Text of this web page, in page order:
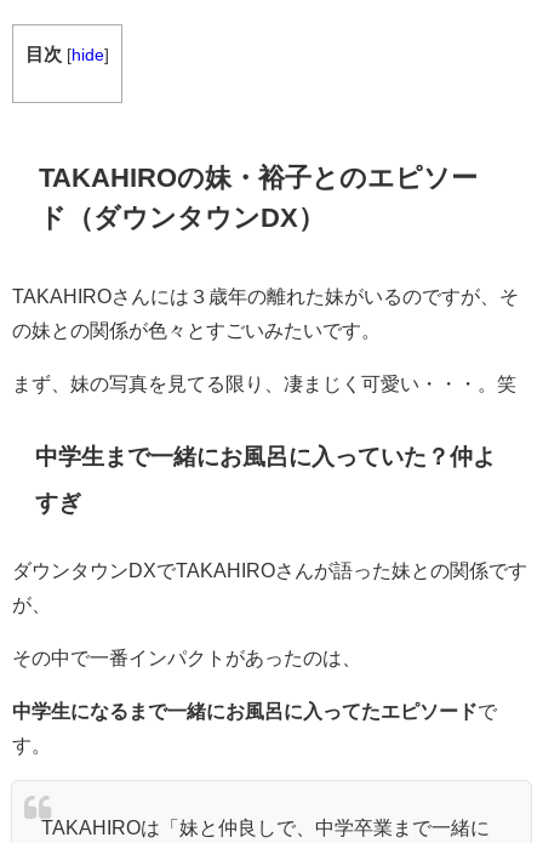
目次 [hide]
TAKAHIROの妹・裕子とのエピソー
ド（ダウンタウンDX）
TAKAHIROさんには３歳年の離れた妹がいるのですが、そ
の妹との関係が色々とすごいみたいです。
まず、妹の写真を見てる限り、凄まじく可愛い・・・。笑
中学生まで一緒にお風呂に入っていた？仲よ
すぎ
ダウンタウンDXでTAKAHIROさんが語った妹との関係です
が、
その中で一番インパクトがあったのは、
中学生になるまで一緒にお風呂に入ってたエピソードで
す。
TAKAHIROは「妹と仲良しで、中学卒業まで一緒に